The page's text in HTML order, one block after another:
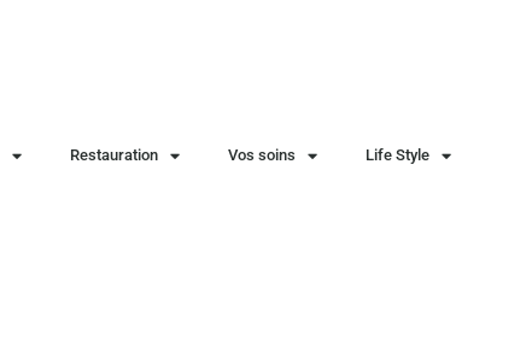
Restauration Vos soins Life Style